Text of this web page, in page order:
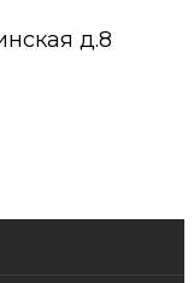
д.8